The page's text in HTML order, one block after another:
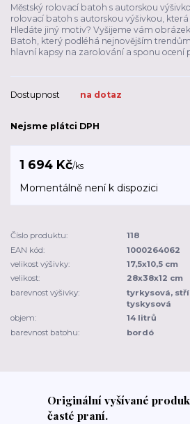
Městský rolovací batoh s autorskou
rolovací batoh s autorskou výšivkou, která
Hledáte jiný motiv? Vyšijeme vám
Batoh, který podléhá nejnovějším
hlavní kapsy na zarolování a sponu ocení
Dostupnost na dotaz
Nejsme plátci DPH
1 694 Kč/ks
Momentálně není k dispozici
Číslo produktu:
118
EAN kód:
1000264062
velikost výšivky:
17,5x10,5 cm
velikost:
28x38x12 cm
barevnost výšivky:
tyrkysová,
tyskysová
objem:
14 litrů
barevnost batohu:
bordó
Originální vyšívané
časté praní.